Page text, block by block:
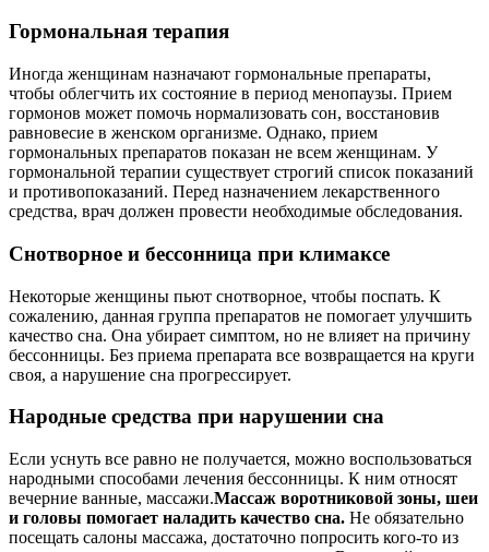
Гормональная терапия
Иногда женщинам назначают гормональные препараты,
чтобы облегчить их состояние в период менопаузы. Прием
гормонов может помочь нормализовать сон, восстановив
равновесие в женском организме. Однако, прием
гормональных препаратов показан не всем женщинам. У
гормональной терапии существует строгий список показаний
и противопоказаний. Перед назначением лекарственного
средства, врач должен провести необходимые обследования.
Снотворное и бессонница при климаксе
Некоторые женщины пьют снотворное, чтобы поспать. К
сожалению, данная группа препаратов не помогает улучшить
качество сна. Она убирает симптом, но не влияет на причину
бессонницы. Без приема препарата все возвращается на круги
своя, а нарушение сна прогрессирует.
Народные средства при нарушении сна
Если уснуть все равно не получается, можно воспользоваться
народными способами лечения бессонницы. К ним относят
вечерние ванные, массажи.Массаж воротниковой зоны, шеи
и головы помогает наладить качество сна. Не обязательно
посещать салоны массажа, достаточно попросить кого-то из